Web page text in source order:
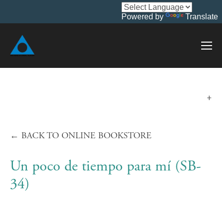
Powered by Translate
← BACK TO ONLINE BOOKSTORE
Un poco de tiempo para mí (SB-
34)